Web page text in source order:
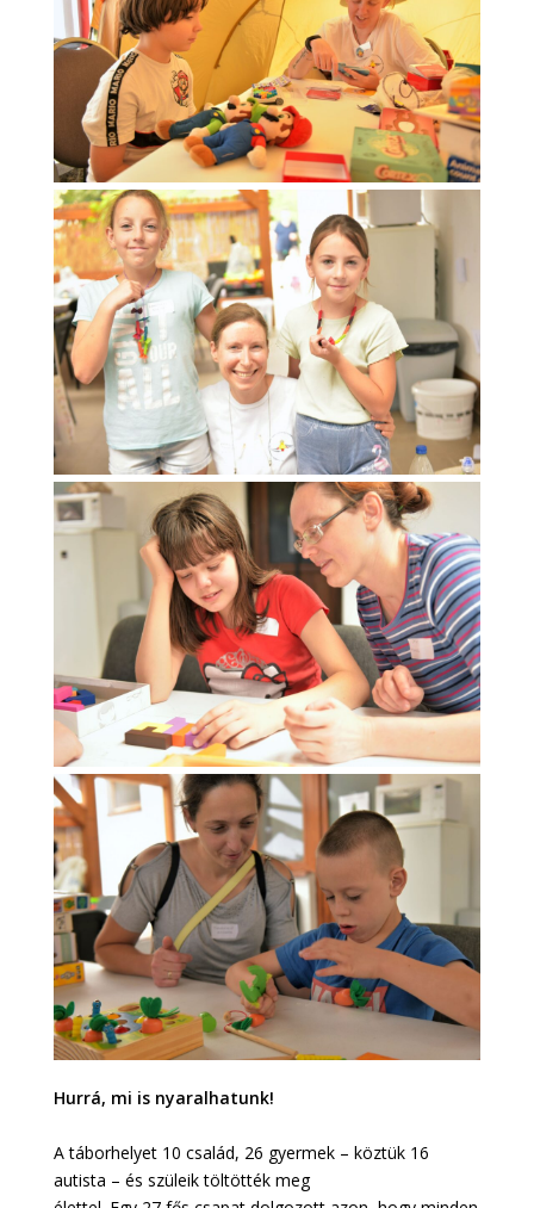
Hurrá, mi is nyaralhatunk!
A táborhelyet 10 család, 26 gyermek – köztük 16
autista – és szüleik töltötték meg